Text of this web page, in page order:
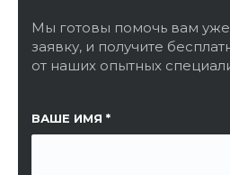
Мы готовы помочь вам уже
заявку, и получите
от наших опытных
ВАШЕ ИМЯ
ССЫЛКА НА СТРАНИЦУ